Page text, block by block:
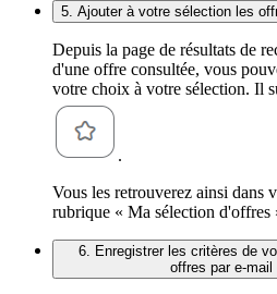
5. Ajouter à votre sélection les
Depuis la page de résultats de
d'une offre consultée, vous
votre choix à votre sélection. Il
.
Vous les retrouverez ainsi dans
rubrique « Ma sélection d'offres
6. Enregistrer les critères de
offres par e-mail